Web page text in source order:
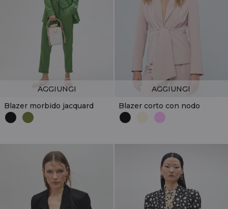
Blazer morbido jacquard
AGGIUNGI
Blazer corto con nodo
AGGIUNGI